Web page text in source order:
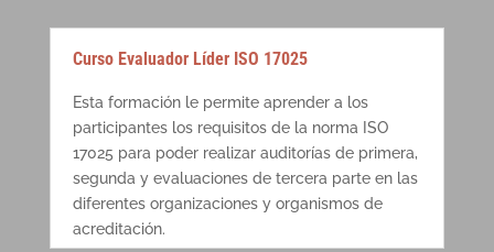
Curso Evaluador Líder ISO 17025
Esta formación le permite aprender a los
participantes los requisitos de la norma ISO
17025 para poder realizar auditorías de primera,
segunda y evaluaciones de tercera parte en las
diferentes organizaciones y organismos de
acreditación.